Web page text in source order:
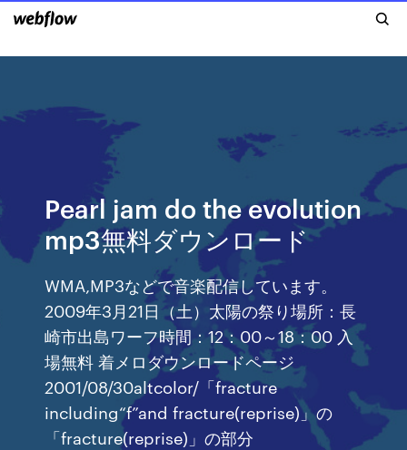
Pearl jam do the evolution
mp3無料ダウンロード
WMA,MP3などで音楽配信しています。
2009年3月21日（土）太陽の祭り場所：長
崎市出島ワーフ時間：12：00～18：00 入
場無料 着メロダウンロードページ
2001/08/30altcolor/「fracture
including“f”and fracture(reprise)」の
「fracture(reprise)」の部分